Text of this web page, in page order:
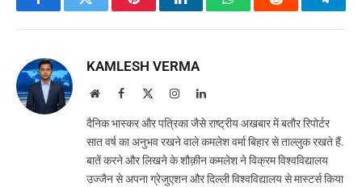
FacebookTwitter PinterestLinkedInWhatsAppReddit
KAMLESH VERMA
WebsiteFacebook InstagramLinkedIn
दैनिक भास्कर और पत्रिका जैसे राष्ट्रीय अखबार में बतौर रिपोर्टर
सात वर्ष का अनुभव रखने वाले कमलेश वर्मा बिहार से ताल्लुक रखते हैं.
बातें करने और लिखने के शौक़ीन कमलेश ने विक्रम विश्वविद्यालय
उज्जैन से अपना ग्रेजुएशन और दिल्ली विश्वविद्यालय से मास्टर्स किया